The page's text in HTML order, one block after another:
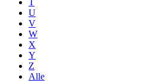
U
V
W
X
Y
Z
Alle